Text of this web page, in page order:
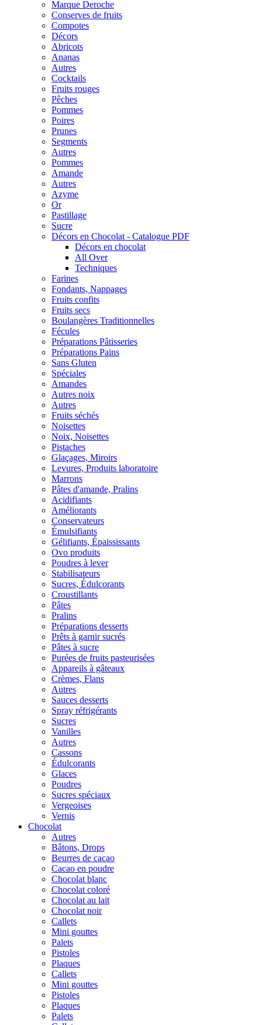
Marque Deroche
Conserves de fruits
Compotes
Décors
Abricots
Ananas
Autres
Cocktails
Fruits rouges
Pêches
Pommes
Poires
Prunes
Segments
Autres
Pommes
Amande
Autres
Azyme
Or
Pastillage
Sucre
Décors en Chocolat - Catalogue PDF
Décors en chocolat
All Over
Techniques
Farines
Fondants, Nappages
Fruits confits
Fruits secs
Boulangères Traditionnelles
Fécules
Préparations Pâtisseries
Préparations Pains
Sans Gluten
Spéciales
Amandes
Autres noix
Autres
Fruits séchés
Noisettes
Noix, Noisettes
Pistaches
Glaçages, Miroirs
Levures, Produits laboratoire
Marrons
Pâtes d'amande, Pralins
Acidifiants
Améliorants
Conservateurs
Émulsifiants
Gélifiants, Épaississants
Ovo produits
Poudres à lever
Stabilisateurs
Sucres, Édulcorants
Croustillants
Pâtes
Pralins
Préparations desserts
Prêts à garnir sucrés
Pâtes à sucre
Purées de fruits pasteurisées
Appareils à gâteaux
Crèmes, Flans
Autres
Sauces desserts
Spray réfrigérants
Sucres
Vanilles
Autres
Cassons
Édulcorants
Glaces
Poudres
Sucres spéciaux
Vergeoises
Vernis
Chocolat
Autres
Bâtons, Drops
Beurres de cacao
Cacao en poudre
Chocolat blanc
Chocolat coloré
Chocolat au lait
Chocolat noir
Callets
Mini gouttes
Palets
Pistoles
Plaques
Callets
Mini gouttes
Pistoles
Plaques
Palets